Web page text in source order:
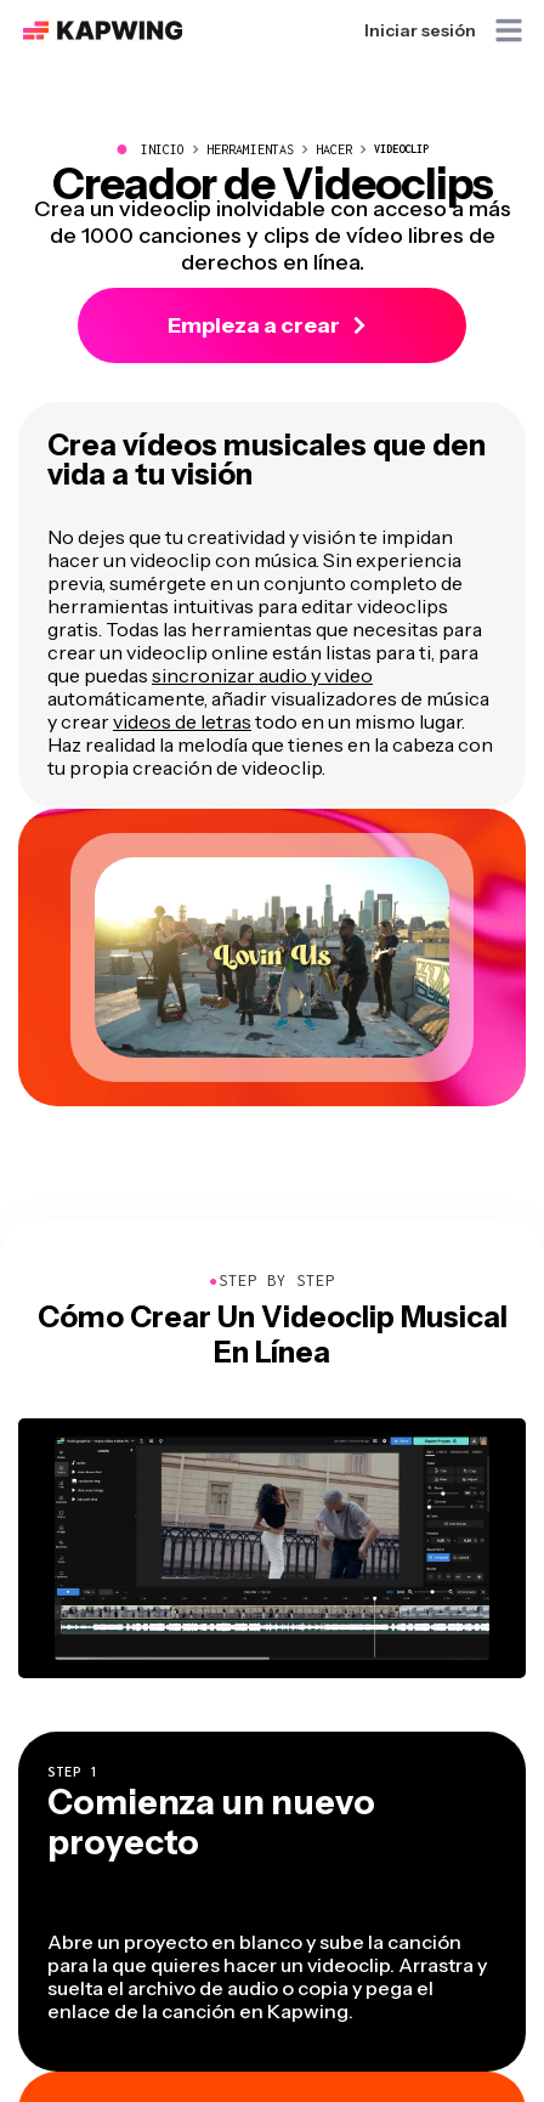
Iniciar sesión
● INICIO HERRAMIENTAS HACER VIDEOCLIP
Creador de Videoclips
Crea un videoclip inolvidable con acceso a más
de 1000 canciones y clips de vídeo libres de
derechos en línea.
Empieza a crear
Crea vídeos musicales que den
vida a tu visión
No dejes que tu creatividad y visión te impidan
hacer un videoclip con música. Sin experiencia
previa, sumérgete en un conjunto completo de
herramientas intuitivas para editar videoclips
gratis. Todas las herramientas que necesitas para
crear un videoclip online están listas para ti, para
que puedas sincronizar audio y video
automáticamente, añadir visualizadores de música
y crearvideos de letras todo en un mismo lugar.
Haz realidad la melodía que tienes en la cabeza con
tu propia creación de videoclip.
●STEP BY STEP
Cómo Crear Un Videoclip Musical
En Línea
STEP 1
Comienza un nuevo
proyecto
Abre un proyecto en blanco y sube la canción
para la que quieres hacer un videoclip. Arrastra y
suelta el archivo de audio o copia y pega el
enlace de la canción en Kapwing.